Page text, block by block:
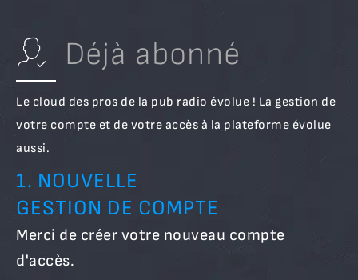
Déjà abonné
Le cloud des pros de la pub radio évolue ! La gestion de
votre compte et de votre accès à la plateforme évolue
aussi.
1. NOUVELLE
GESTION DE COMPTE
Merci de créer votre nouveau compte
d'accès.